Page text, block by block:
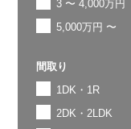
3 〜 4,000万円
5,000万円 〜
間取り
1DK・1R
2DK・2LDK